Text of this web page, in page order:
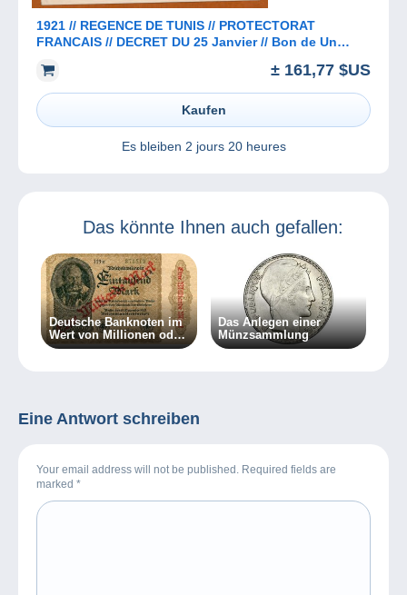
1921 // REGENCE DE TUNIS // PROTECTORAT
FRANCAIS // DECRET DU 25 Janvier // Bon de Un
± 161,77 $US
Kaufen
Es bleiben 2 jours 20 heures
Das könnte Ihnen auch gefallen:
Deutsche Banknoten im
Wert von Millionen oder
gar Milliarden? Eine
Das Anlegen einer
Münzsammlung
Eine Antwort schreiben
Your email address will not be published. Required fields are
marked *